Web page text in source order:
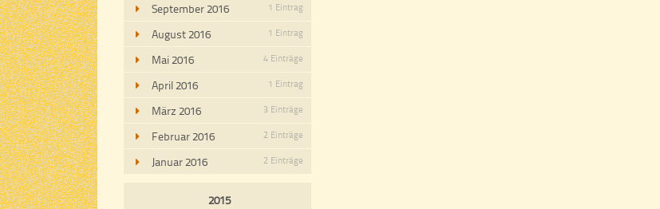
September 2016 1 Eintrag
August 2016 1 Eintrag
Mai 2016 4 Einträge
April 2016 1 Eintrag
März 2016 3 Einträge
Februar 2016 2 Einträge
Januar 2016 2 Einträge
2015